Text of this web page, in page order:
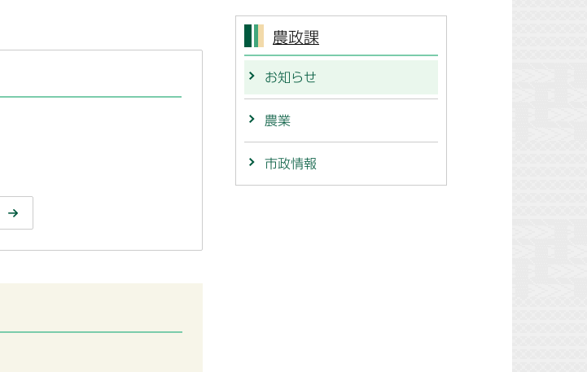
農政課
お知らせ
農業
市政情報